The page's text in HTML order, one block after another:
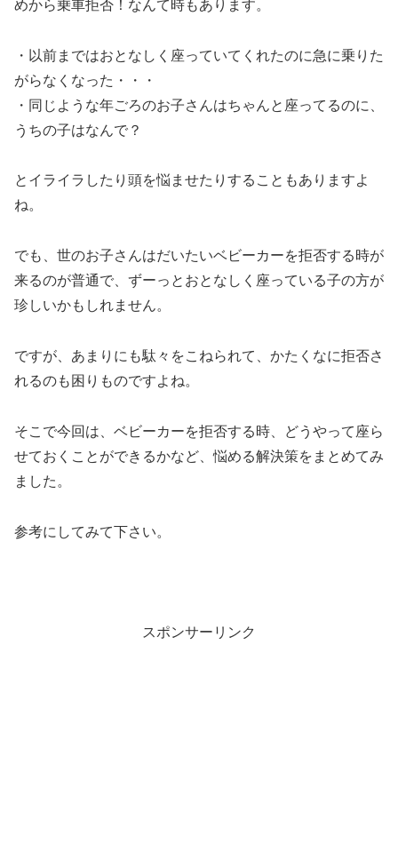
めから乗車拒否！なんて時もあります。
・以前まではおとなしく座っていてくれたのに急に乗りた
がらなくなった・・・
・同じような年ごろのお子さんはちゃんと座ってるのに、
うちの子はなんで？
とイライラしたり頭を悩ませたりすることもありますよ
ね。
でも、世のお子さんはだいたいベビーカーを拒否する時が
来るのが普通で、ずーっとおとなしく座っている子の方が
珍しいかもしれません。
ですが、あまりにも駄々をこねられて、かたくなに拒否さ
れるのも困りものですよね。
そこで今回は、ベビーカーを拒否する時、どうやって座ら
せておくことができるかなど、悩める解決策をまとめてみ
ました。
参考にしてみて下さい。
スポンサーリンク